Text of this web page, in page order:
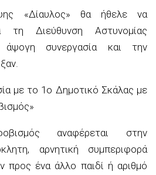
«Δίαυλος» θα ήθελε να
τη Διεύθυνση Αστυνομίας
συνεργασία και την
με το 1ο Δημοτικό Σκάλας με
αναφέρεται στην
αρνητική συμπεριφορά
προς ένα άλλο παιδί ή αριθμό